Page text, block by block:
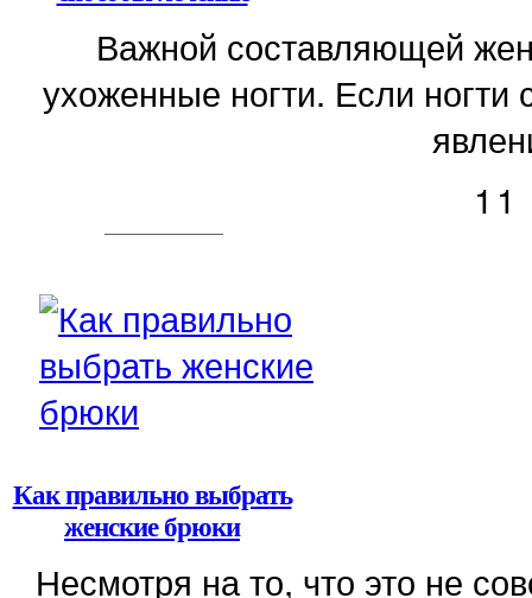
Важной составляющей
ухоженные ногти. Если ногти
Как правильно выбрать
женские брюки
Несмотря на то, что это не